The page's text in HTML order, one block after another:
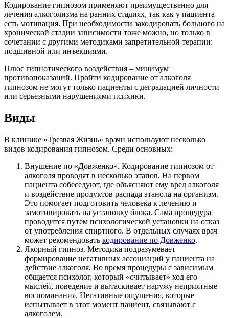
Кодирование гипнозом применяют преимущественно для
лечения алкоголизма на ранних стадиях, так как у пациента
есть мотивация. При необходимости закодировать больного на
хронической стадии зависимости тоже можно, но только в
сочетании с другими методиками запретительной терапии:
подшивной или инъекциями.
Плюс гипнотического воздействия – минимум
противопоказаний. Пройти кодирование от алкоголя
гипнозом не могут только пациенты с деградацией личности
или серьезными нарушениями психики.
Виды
В клинике «Трезвая Жизнь» врачи используют несколько
видов кодирования гипнозом. Среди основных:
Внушение по «Довженко». Кодирование гипнозом от
алкоголя проводят в несколько этапов. На первом
пациента собеседуют, где объясняют ему вред алкоголя
и воздействие продуктов распада этанола на организм.
Это помогает подготовить человека к лечению и
замотивировать на установку блока. Сама процедура
проводится путем психологической установки на отказ
от употребления спиртного. В отдельных случаях врач
может рекомендовать кодирование по Довженко.
Якорный гипноз. Методика подразумевает
формирование негативных ассоциаций у пациента на
действие алкоголя. Во время процедуры с зависимым
общается психолог, который «считывает» ход его
мыслей, поведение и вытаскивает наружу неприятные
воспоминания. Негативные ощущения, которые
испытывает в этот момент пациент, связывают с
алкоголем.